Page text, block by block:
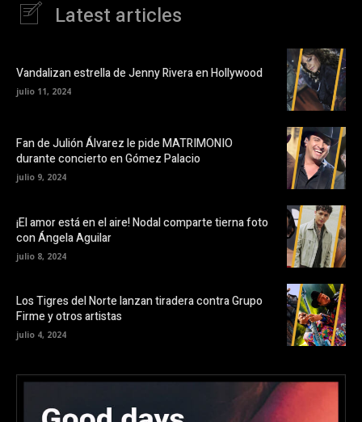
Latest articles
Vandalizan estrella de Jenny Rivera en Hollywood
julio 11, 2024
Fan de Julión Álvarez le pide MATRIMONIO
durante concierto en Gómez Palacio
julio 9, 2024
¡El amor está en el aire! Nodal comparte tierna foto
con Ángela Aguilar
julio 8, 2024
Los Tigres del Norte lanzan tiradera contra Grupo
Firme y otros artistas
julio 4, 2024